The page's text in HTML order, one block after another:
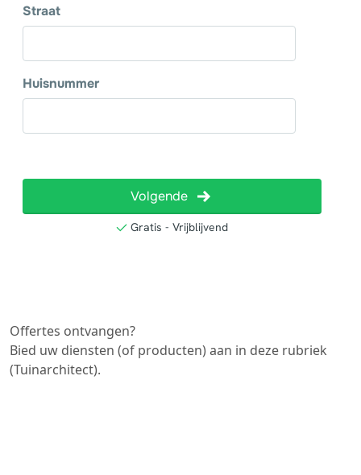
Offertes ontvangen?
Bied uw diensten (of producten) aan in deze rubriek
(Tuinarchitect).